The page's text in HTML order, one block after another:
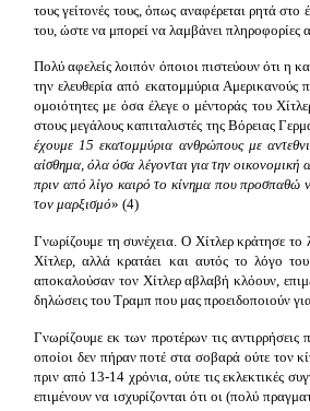
τους γείτονές τους, όπως αναφέρεται ρητά
του, ώστε να μπορεί να λαμβάνει
Πολύ αφελείς λοιπόν όποιοι πιστεύουν ότι η
την ελευθερία από εκατομμύρια
ομοιότητες με όσα έλεγε ο μέντοράς του
στους μεγάλους καπιταλιστές της Βόρειας
έχουμε 15 εκατομμύρια ανθρώπους με
αίσθημα, όλα όσα λέγονται για την
πριν από λίγο καιρό το κίνημα που προσπαθώ
τον μαρξισμό» (4)
Γνωρίζουμε τη συνέχεια. Ο Χίτλερ κράτησε
Χίτλερ, αλλά κρατάει και αυτός το λόγο
αποκαλούσαν τον Χίτλερ αβλαβή κλόουν,
δηλώσεις του Τραμπ που μας προειδοποιούν
Γνωρίζουμε εκ των προτέρων τις
οποίοι δεν πήραν ποτέ στα σοβαρά ούτε τον
πριν από 13-14 χρόνια, ούτε τις εκλεκτικές
επιμένουν να ισχυρίζονται ότι οι (πολύ